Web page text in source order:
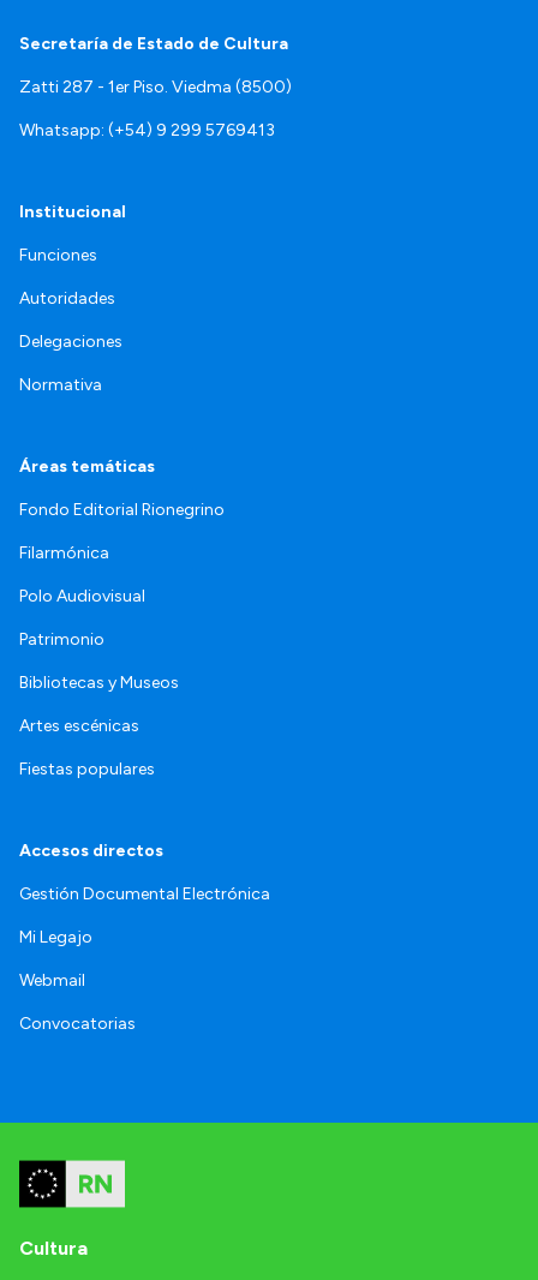
Secretaría de Estado de Cultura
Zatti 287 - 1er Piso. Viedma (8500)
Whatsapp: (+54) 9 299 5769413
Institucional
Funciones
Autoridades
Delegaciones
Normativa
Áreas temáticas
Fondo Editorial Rionegrino
Filarmónica
Polo Audiovisual
Patrimonio
Bibliotecas y Museos
Artes escénicas
Fiestas populares
Accesos directos
Gestión Documental Electrónica
Mi Legajo
Webmail
Convocatorias
Cultura